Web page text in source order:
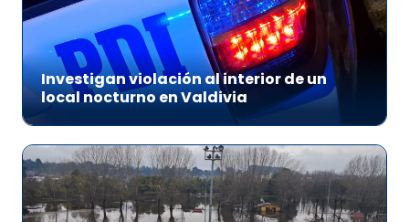
Investigan violación al interior de un
local nocturno en Valdivia